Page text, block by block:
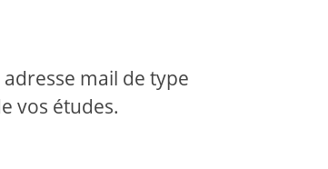
mail de type
vos études.